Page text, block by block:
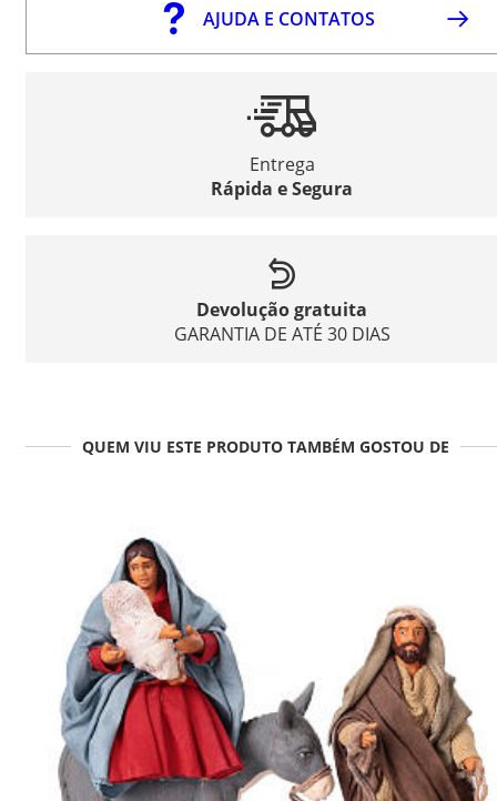
AJUDA E CONTATOS
Entrega
Rápida e Segura
Devolução gratuita
GARANTIA DE ATÉ 30 DIAS
QUEM VIU ESTE PRODUTO TAMBÉM GOSTOU DE